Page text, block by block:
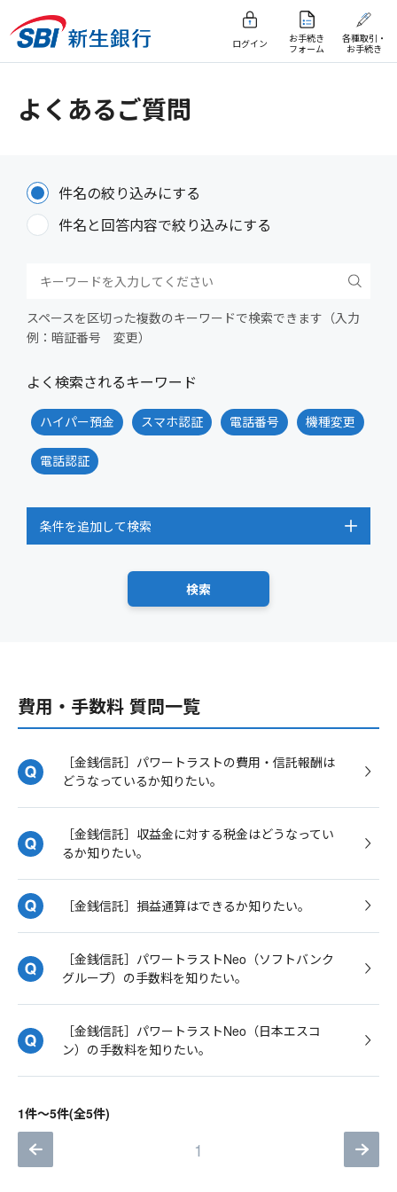
ログイン
お手続き
フォーム
各種取引・
お手続き
よくあるご質問
件名の絞り込みにする
件名と回答内容で絞り込みにする
スペースを区切った複数のキーワードで検索できます（入力
例：暗証番号 変更）
よく検索されるキーワード
ハイパー預金 スマホ認証 電話番号 機種変更
電話認証
条件を追加して検索
費用・手数料 質問一覧
［金銭信託］パワートラストの費用・信託報酬は
どうなっているか知りたい。
［金銭信託］収益金に対する税金はどうなってい
るか知りたい。
［金銭信託］損益通算はできるか知りたい。
［金銭信託］パワートラストNeo（ソフトバンク
グループ）の手数料を知りたい。
［金銭信託］パワートラストNeo（日本エスコ
ン）の手数料を知りたい。
1件～5件(全5件)
1